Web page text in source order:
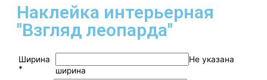
Наклейка интерьерная
"Взгляд леопарда"
Ширина
*
Не указана
ширина